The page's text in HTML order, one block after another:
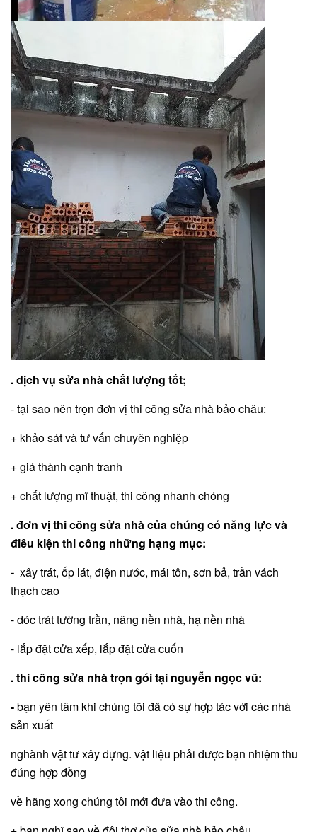
. dịch vụ sửa nhà chất lượng tốt;
- tại sao nên trọn đơn vị thi công sửa nhà bảo châu:
+ khảo sát và tư vấn chuyên nghiệp
+ giá thành cạnh tranh
+ chất lượng mĩ thuật, thi công nhanh chóng
. đơn vị thi công sửa nhà của chúng có năng lực và
điều kiện thi công những hạng mục:
- xây trát, ốp lát, điện nước, mái tôn, sơn bả, trần vách
thạch cao
- dóc trát tường trần, nâng nền nhà, hạ nền nhà
- lắp đặt cửa xếp, lắp đặt cửa cuốn
. thi công sửa nhà trọn gói tại nguyễn ngọc vũ:
-bạn yên tâm khi chúng tôi đã có sự hợp tác với các nhà
sản xuất
nghành vật tư xây dựng. vật liệu phải được bạn nhiệm thu
đúng hợp đồng
về hãng xong chúng tôi mới đưa vào thi công.